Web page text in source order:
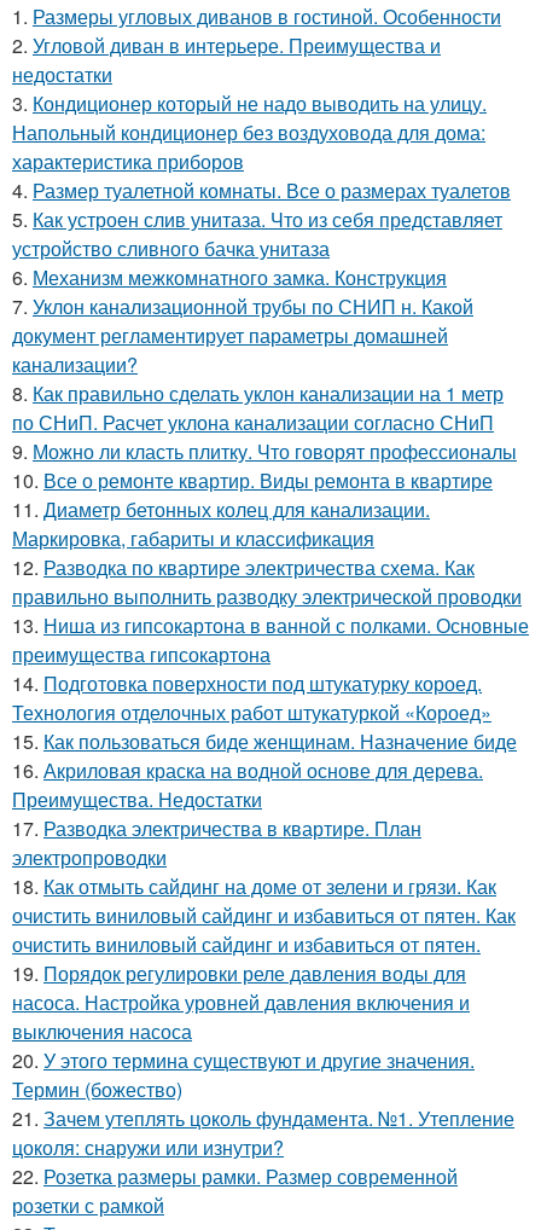
1. Размеры угловых диванов в гостиной. Особенности
2. Угловой диван в интерьере. Преимущества и
недостатки
3. Кондиционер который не надо выводить на улицу.
Напольный кондиционер без воздуховода для дома:
характеристика приборов
4. Размер туалетной комнаты. Все о размерах туалетов
5. Как устроен слив унитаза. Что из себя представляет
устройство сливного бачка унитаза
6. Механизм межкомнатного замка. Конструкция
7. Уклон канализационной трубы по СНИП н. Какой
документ регламентирует параметры домашней
канализации?
8. Как правильно сделать уклон канализации на 1 метр
по СНиП. Расчет уклона канализации согласно СНиП
9. Можно ли класть плитку. Что говорят профессионалы
10. Все о ремонте квартир. Виды ремонта в квартире
11. Диаметр бетонных колец для канализации.
Маркировка, габариты и классификация
12. Разводка по квартире электричества схема. Как
правильно выполнить разводку электрической проводки
13. Ниша из гипсокартона в ванной с полками. Основные
преимущества гипсокартона
14. Подготовка поверхности под штукатурку короед.
Технология отделочных работ штукатуркой «Короед»
15. Как пользоваться биде женщинам. Назначение биде
16. Акриловая краска на водной основе для дерева.
Преимущества. Недостатки
17. Разводка электричества в квартире. План
электропроводки
18. Как отмыть сайдинг на доме от зелени и грязи. Как
очистить виниловый сайдинг и избавиться от пятен. Как
очистить виниловый сайдинг и избавиться от пятен.
19. Порядок регулировки реле давления воды для
насоса. Настройка уровней давления включения и
выключения насоса
20. У этого термина существуют и другие значения.
Термин (божество)
21. Зачем утеплять цоколь фундамента. №1. Утепление
цоколя: снаружи или изнутри?
22. Розетка размеры рамки. Размер современной
розетки с рамкой